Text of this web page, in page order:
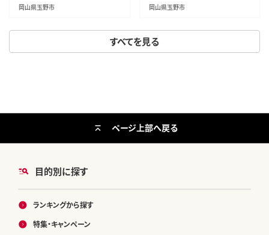
すべてを見る
岡山県玉野市 岡山県玉野市
目的別に探す
ランキングから探す
特集・キャンペーン
ページ上部へ戻る